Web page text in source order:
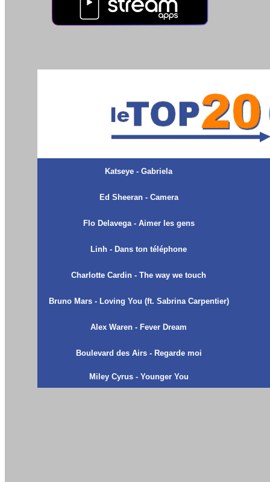
Katseye - Gabriela
Ed Sheeran - Camera
Flo Delavega - Aimer les gens
Linh - Dans ton téléphone
Charlotte Cardin - The way we touch
Bruno Mars - Loving You (ft. Sabrina Carpentier)
Alex Waren - Fever Dream
Boulevard des Airs - Regarde moi
Miley Cyrus - Younger You